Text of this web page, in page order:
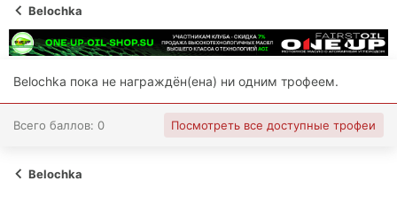
Belochka
Belochka пока не награждён(ена) ни одним трофеем.
Всего баллов: 0 Посмотреть все доступные трофеи
Belochka